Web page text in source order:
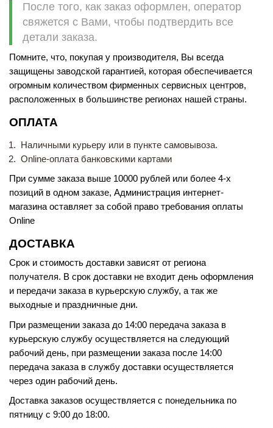
После того, как заказ оформлен, оператор
свяжется с Вами, чтобы подтвердить все
детали заказа.
Помните, что, покупая у производителя, Вы всегда
защищены заводской гарантией, которая обеспечивается
огромным количеством фирменных сервисных центров,
расположенных в большинстве регионах нашей страны.
ОПЛАТА
Наличными курьеру или в пункте самовывоза.
Online-оплата банковскими картами
При сумме заказа выше 10000 рублей или более 4-х
позиций в одном заказе, Администрация интернет-
магазина оставляет за собой право требования оплаты
Online
ДОСТАВКА
Срок и стоимость доставки зависят от региона
получателя. В срок доставки не входит день оформления
и передачи заказа в курьерскую службу, а так же
выходные и праздничные дни.
При размещении заказа до 14:00 передача заказа в
курьерскую службу осуществляется на следующий
рабочий день, при размещении заказа после 14:00
передача заказа в службу доставки осуществляется
через один рабочий день.
Доставка заказов осуществляется с понедельника по
пятницу с 9:00 до 18:00.